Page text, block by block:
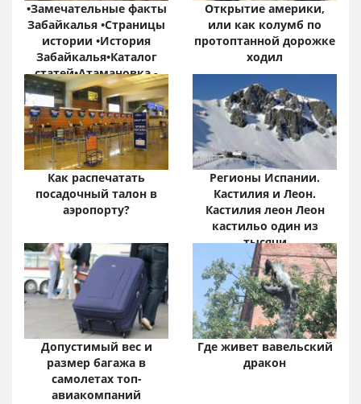
•Замечательные факты
Забайкалья •Страницы
истории •История
Забайкалья•Каталог
статей•Атамановка -
Онлайн•
Забайкальский край:
цифры и факты
Открытие америки,
или как колумб по
протоптанной дорожке
ходил
Как распечатать
посадочный талон в
аэропорту?
Регионы Испании.
Кастилия и Леон.
Кастилия леон Леон
кастильо один из
тысячи
Допустимый вес и
размер багажа в
самолетах топ-
авиакомпаний
Где живет вавельский
дракон